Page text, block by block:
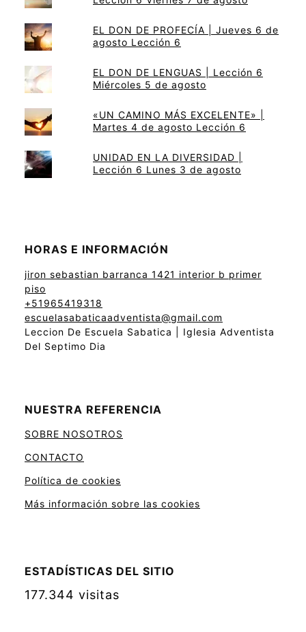
EL DON DE PROFECÍA | Jueves 6 de
agosto Lección 6
EL DON DE LENGUAS | Lección 6
Miércoles 5 de agosto
«UN CAMINO MÁS EXCELENTE» |
Martes 4 de agosto Lección 6
UNIDAD EN LA DIVERSIDAD |
Lección 6 Lunes 3 de agosto
HORAS E INFORMACIÓN
jiron sebastian barranca 1421 interior b primer
piso
+51965419318
escuelasabaticaadventista@gmail.com
Leccion De Escuela Sabatica | Iglesia Adventista
Del Septimo Dia
NUESTRA REFERENCIA
SOBRE NOSOTROS
CONTACTO
Política de cookies
Más información sobre las cookies
ESTADÍSTICAS DEL SITIO
177.344 visitas